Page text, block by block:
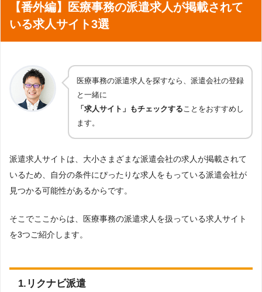
【番外編】医療事務の派遣求人が掲載されて
いる求人サイト3選
医療事務の派遣求人を探すなら、派遣会社の登録
と一緒に
「求人サイト」もチェックすることをおすすめし
ます。
派遣求人サイトは、大小さまざまな派遣会社の求人が掲載されて
いるため、自分の条件にぴったりな求人をもっている派遣会社が
見つかる可能性があるからです。
そこでここからは、医療事務の派遣求人を扱っている求人サイト
を3つご紹介します。
1.リクナビ派遣